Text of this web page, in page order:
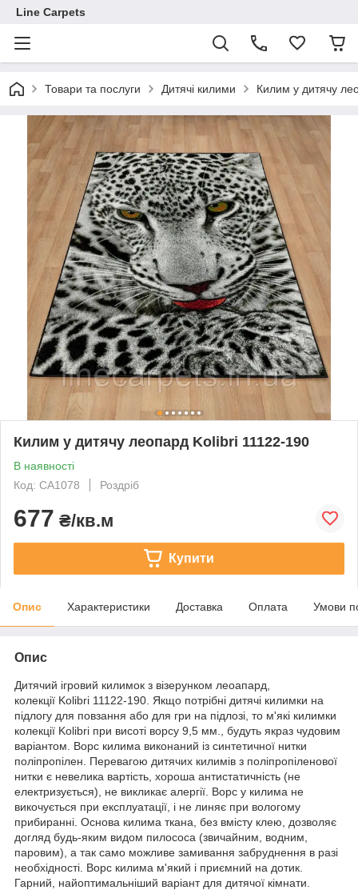
Line Carpets
Товари та послуги Дитячі килими Килим у дитячу
Килим у дитячу леопард Kolibri 11122-190
В наявності
Код: СA1078
Роздріб
677 ₴/кв.м
Купити
Опис Характеристики Доставка Оплата Умови
Опис
Дитячий ігровий килимок з візерунком леоапард,
колекції Kolibri 11122-190. Якщо потрібні дитячі килимки на
підлогу для повзання або для гри на підлозі, то м'які килимки
колекції Kolibri при висоті ворсу 9,5 мм., будуть якраз чудовим
варіантом. Ворс килима виконаний із синтетичної нитки
поліпропілен. Перевагою дитячих килимів з поліпропіленової
нитки є невелика вартість, хороша антистатичність (не
електризується), не викликає алергії. Ворс у килима не
викочується при експлуатації, і не линяє при вологому
прибиранні. Основа килима ткана, без вмісту клею, дозволяє
догляд будь-яким видом пилососа (звичайним, водним,
паровим), а так само можливе замивання забруднення в разі
необхідності. Ворс килима м'який і приємний на дотик.
Гарний, найоптимальніший варіант для дитячої кімнати.